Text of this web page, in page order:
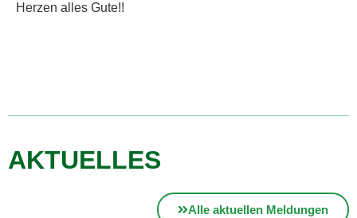
Herzen alles Gute!!
AKTUELLES
Alle aktuellen Meldungen